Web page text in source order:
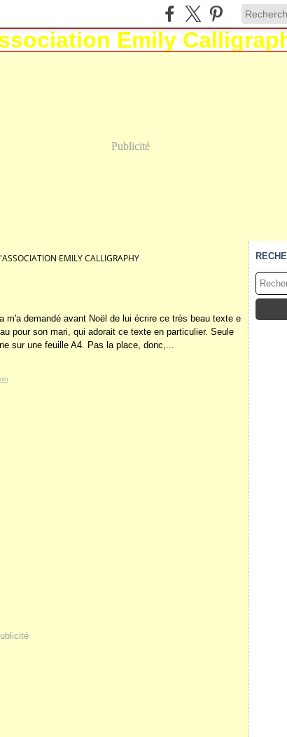
Publicité
EMILY CALLIGRAPHY
m'a demandé avant Noël de lui écrire ce très beau texte e
pour son mari, qui adorait ce texte en particulier. Seule
sur une feuille A4. Pas la place, donc,...